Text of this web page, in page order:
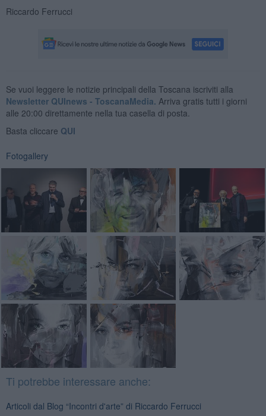
Riccardo Ferrucci
Se vuoi leggere le notizie principali della Toscana iscriviti alla
Newsletter QUInews - ToscanaMedia. Arriva gratis tutti i giorni
alle 20:00 direttamente nella tua casella di posta.
Basta cliccare QUI
Fotogallery
Ti potrebbe interessare anche:
Articoli dal Blog “Incontri d'arte” di Riccardo Ferrucci